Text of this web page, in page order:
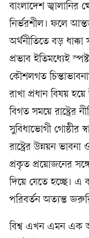
বাংলাদেশ জ্বালানির
নির্ভরশীল। ফলে
অর্থনীতিতে বড়
প্রভাব ইতিমধ্যেই
কৌশলগত
রাখা প্রধান বিষয়
বিগত সময়ে রাষ্ট্রের
সুবিধাভোগী গোষ্ঠীর
রাষ্ট্রের উন্নয়ন
প্রকৃত প্রয়োজনের
দিয়ে যেতে হচ্ছে। এ
পরিবর্তন অত্যন্ত
বিশ্ব এখন এমন এক